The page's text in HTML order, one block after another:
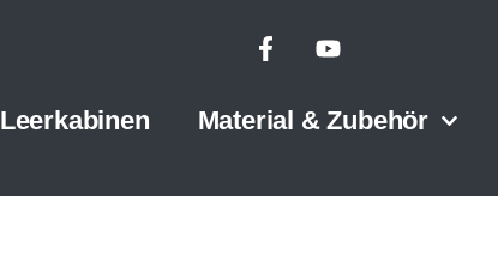
Leerkabinen
Material & Zubehör